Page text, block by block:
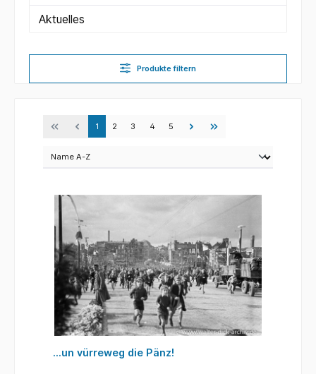
Aktuelles
Produkte filtern
1 2 3 4 5
...un vürreweg die Pänz!